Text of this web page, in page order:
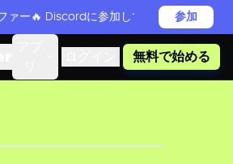
ァー🔥 Discordに参加してReadever PRO
参加
無料で始める